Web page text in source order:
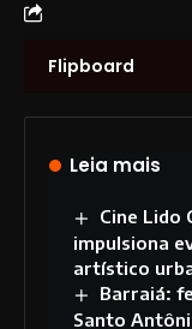
Flipboard
Leia mais
Cine Lido
impulsiona
artístico
Barraiá:
Santo